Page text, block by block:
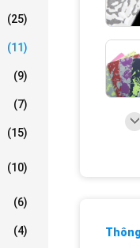
(25)
(11)
(9)
(7)
(15)
(10)
(6)
(4)